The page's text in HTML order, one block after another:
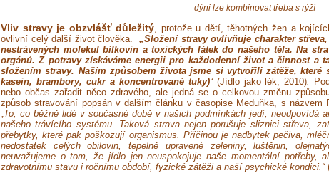
dýni lze kombinovat třeba s rýží
Vliv stravy je obzvlášť důležitý, protože u dětí, těhotných žen a
ovlivní celý další život člověka.
„Složení stravy ovlivňuje charakter
nestrávených molekul bílkovin a toxických látek do našeho těla. Na
orgánů. Z potravy získáváme energii pro každodenní život a činnost a
složením stravy. Naším způsobem života jsme si vytvořili zátěže, které
kasein, brambory, cukr a koncentrované tuky)“ (Jídlo jako lék, 2010).
nebo občas zařadit něco zdravého, ale jedná se o celkovou změnu
způsob stravování popsán v dalším článku v časopise Meduňka, s názvem
„To, co běžně lidé v současné době v našich podmínkách jedí, neodpovídá
našeho trávícího systému. Taková strava nejen porušuje sliznici střeva,
přebytky, které pak poškozují organismus. Příčinou je nadbytek pečiva,
nedostatek celých obilovin, tepelně upravené zeleniny, luštěnin,
neuvažujeme o tom, že jídlo jen neuspokojuje naše momentální potřeby,
zdravotnímu stavu i ročnímu období, fyzické zátěži a naší psychické kondici.“